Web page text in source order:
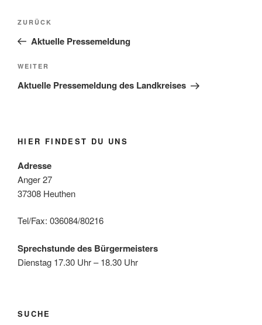
Beitragsnavigation
Vorheriger
Beitrag
ZURÜCK
Aktuelle Pressemeldung
Nächster
Beitrag
WEITER
Aktuelle Pressemeldung des Landkreises
HIER FINDEST DU UNS
Adresse
Anger 27
37308 Heuthen
Tel/Fax: 036084/80216
Sprechstunde des Bürgermeisters
Dienstag 17.30 Uhr – 18.30 Uhr
SUCHE